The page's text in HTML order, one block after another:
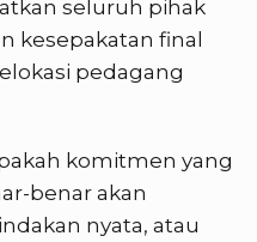
seluruh pihak
kesepakatan final
pedagang
komitmen yang
benar akan
nyata, atau